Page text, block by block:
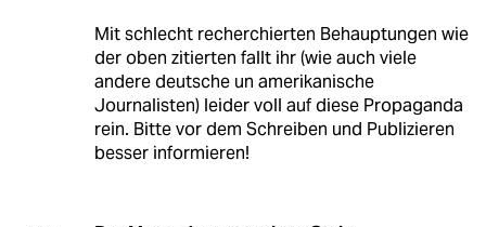
Mit schlecht recherchierten Behauptungen wie
der oben zitierten fallt ihr (wie auch viele
andere deutsche un amerikanische
Journalisten) leider voll auf diese Propaganda
rein. Bitte vor dem Schreiben und Publizieren
besser informieren!